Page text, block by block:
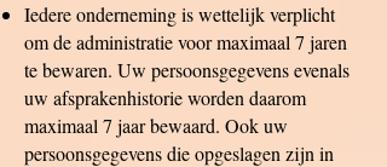
Iedere onderneming is wettelijk verplicht
om de administratie voor maximaal 7 jaren
te bewaren. Uw persoonsgegevens evenals
uw afsprakenhistorie worden daarom
maximaal 7 jaar bewaard. Ook uw
persoonsgegevens die opgeslagen zijn in